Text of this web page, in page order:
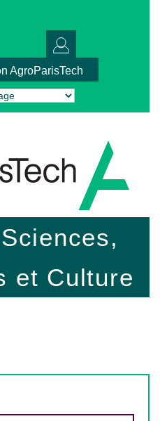
AgroParisTech
Translate
et Culture